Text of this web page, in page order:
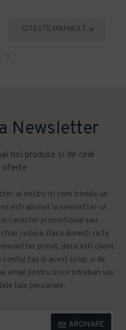
CITESTE MAI MULT
Newsletter
noi produse si de cele
oferte
ul nostru iti vom trimite un
esti abonat la newsletter-ul
caracter promotional sau
redusa. Daca doresti sa te
primit, daca esti client
tau in acest scop, si de
email pentru orice intrebari sau
tale personale.
ABONARE